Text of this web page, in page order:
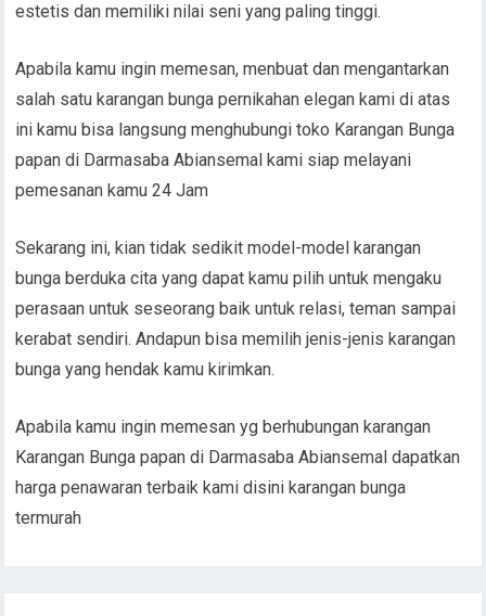
estetis dan memiliki nilai seni yang paling tinggi.
Apabila kamu ingin memesan, menbuat dan mengantarkan
salah satu karangan bunga pernikahan elegan kami di atas
ini kamu bisa langsung menghubungi toko Karangan Bunga
papan di Darmasaba Abiansemal kami siap melayani
pemesanan kamu 24 Jam
Sekarang ini, kian tidak sedikit model-model karangan
bunga berduka cita yang dapat kamu pilih untuk mengaku
perasaan untuk seseorang baik untuk relasi, teman sampai
kerabat sendiri. Andapun bisa memilih jenis-jenis karangan
bunga yang hendak kamu kirimkan.
Apabila kamu ingin memesan yg berhubungan karangan
Karangan Bunga papan di Darmasaba Abiansemal dapatkan
harga penawaran terbaik kami disini karangan bunga
termurah